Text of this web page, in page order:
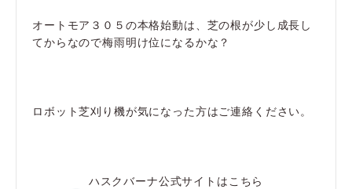
オートモア３０５の本格始動は、芝の根が少し成長し
てからなので梅雨明け位になるかな？
ロボット芝刈り機が気になった方はご連絡ください。
ハスクバーナ公式サイトはこちら